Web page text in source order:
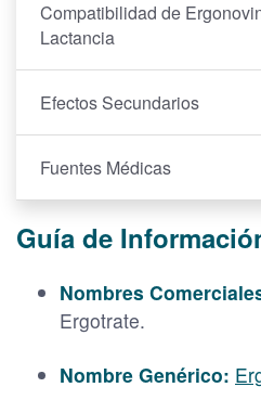
Compatibilidad de
Lactancia
Efectos Secundarios
Fuentes Médicas
Guía de
Nombres
Ergotrate.
Nombre Genérico: